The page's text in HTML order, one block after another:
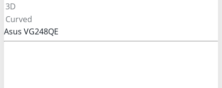
3D
Curved
Asus VG248QE